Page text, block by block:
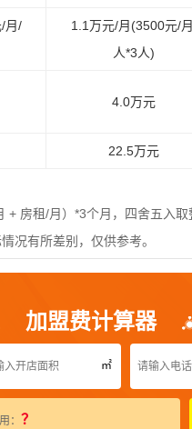
月/
1.1万元/月(3500元/
人*3人)
4.0万元
22.5万元
+ 房租/月）*3个月，四舍五入
况有所差别，仅供参考。
加盟费计算器
㎡
： ？